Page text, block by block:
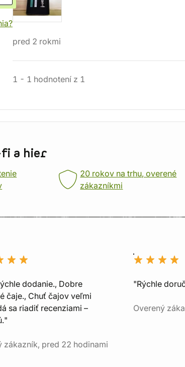
pred 2 rokmi
1 - 1 hodnotení z 1
a hier
20 rokov na trhu, overené
zákazníkmi
dodanie., Dobre
čaje., Chuť čajov veľmi
sa riadiť recenziami –
zákazník, pred 22 hodinami
"Rýchle
Overený